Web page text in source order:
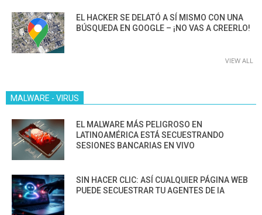
EL HACKER SE DELATÓ A SÍ MISMO CON UNA
BÚSQUEDA EN GOOGLE – ¡NO VAS A CREERLO!
VIEW ALL
MALWARE - VIRUS
EL MALWARE MÁS PELIGROSO EN
LATINOAMÉRICA ESTÁ SECUESTRANDO
SESIONES BANCARIAS EN VIVO
SIN HACER CLIC: ASÍ CUALQUIER PÁGINA WEB
PUEDE SECUESTRAR TU AGENTES DE IA